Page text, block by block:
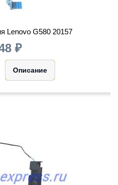
Lenovo G580 20157
₽
Описание